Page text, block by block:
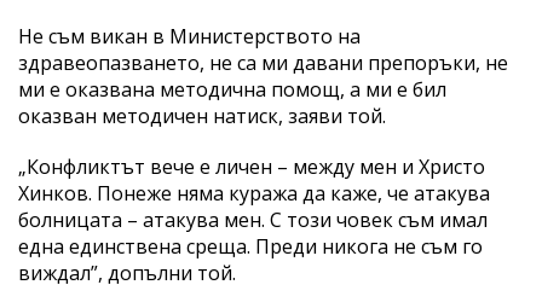
Не съм викан в Министерството на
здравеопазването, не са ми давани препоръки, не
ми е оказвана методична помощ, а ми е бил
оказван методичен натиск, заяви той.
„Конфликтът вече е личен – между мен и Христо
Хинков. Понеже няма куража да каже, че атакува
болницата – атакува мен. С този човек съм имал
една единствена среща. Преди никога не съм го
виждал”, допълни той.